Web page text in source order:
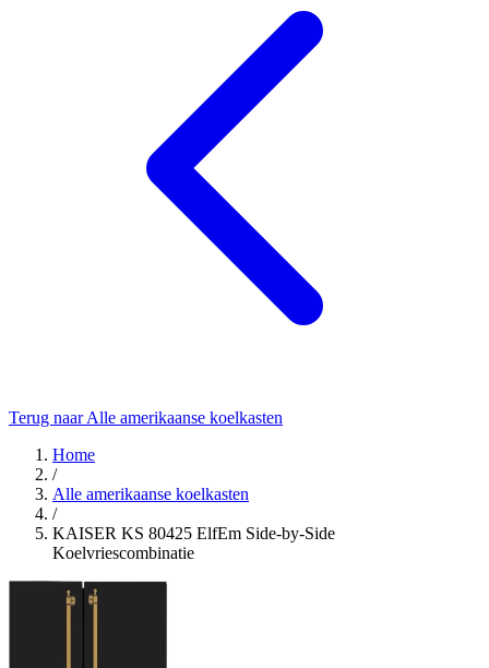
Terug naar Alle amerikaanse koelkasten
Home
/
Alle amerikaanse koelkasten
/
KAISER KS 80425 ElfEm Side-by-Side
Koelvriescombinatie